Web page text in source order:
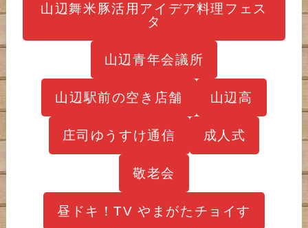
山辺舞米豚活用アイデア料理フェス
タ
山辺青年会議所
山辺駅前の空き店舗 山辺高
庄司ゆうすけ通信 成人式
敬老会
昼ドキ！TV やまがたチョイす